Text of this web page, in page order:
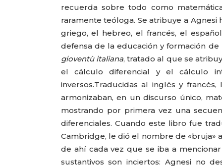
recuerda sobre todo como
raramente teóloga. Se atribuye a
griego, el hebreo, el francés, el
defensa de la educación y formación
gioventù italiana, tratado al que se
el cálculo diferencial y el cálculo
inversos.Traducidas al inglés y
armonizaban, en un discurso único,
mostrando por primera vez una
diferenciales. Cuando este libro fue
Cambridge, le dió el nombre de «bruja»
de ahí cada vez que se iba a
sustantivos son inciertos: Agnesi no